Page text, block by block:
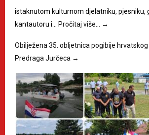
istaknutom kulturnom djelatniku, pjesniku,
kantautoru i…
Pročitaj više… →
Obilježena 35. obljetnica pogibije
Predraga Jurčeca →